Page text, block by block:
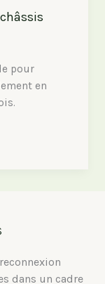
pour
en
dans un cadre